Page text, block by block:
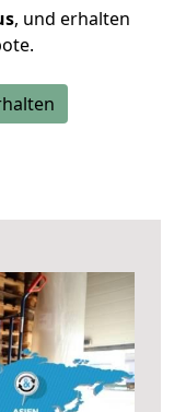
, und erhalten